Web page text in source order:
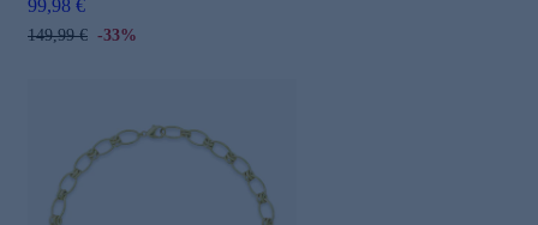
99,98 €
149,99 € -33%